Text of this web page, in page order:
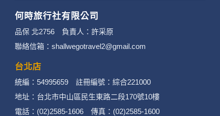
何時旅行社有限公司
品保 北2756 負責人：許采原
聯絡信箱：shallwegotravel2@gmail.com
台北店
統編：54995659 註冊編號：綜合221000
地址：台北市中山區民生東路二段170號10樓
電話：(02)2585-1606 傳真：(02)2585-1600